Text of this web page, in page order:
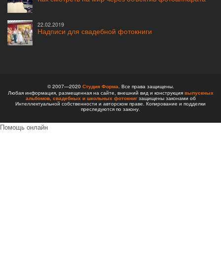
22.02.2019
Надписи для свадебной фотокниги
© 2007—2020 Студия Форма . Все права защищены.
Любая информация, размещенная на сайте, внешний вид и конструкция выпускных
альбомов, свадебных и школьных фотокнигзащищены законами об
Интеллектуальной собственности и авторском праве. Копирование и подделки
преследуются по закону.
Помощь онлайн